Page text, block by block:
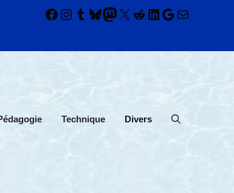
Facebook
Instagram
Tumblr
Bluesky
Mastodon
X Reddit
LinkedIn
Google
E-mail
Technique Divers